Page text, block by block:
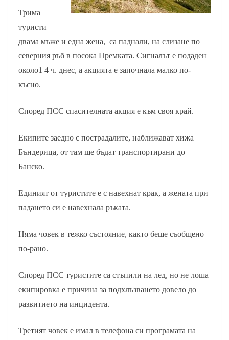
Трима
туристи –
двама мъже и една жена, са паднали, на слизане по
северния ръб в посока Премката. Сигналът е подаден
около1 4 ч. днес, а акцията е започнала малко по-
късно.
Според ПСС спасителната акция е към своя край.
Екипите заедно с пострадалите, наближават хижа
Бъндерица, от там ще бъдат транспортирани до
Банско.
Единият от туристите е с навехнат крак, а жената при
падането си е навехнала ръката.
Няма човек в тежко състояние, както беше съобщено
по-рано.
Според ПСС туристите са стъпили на лед, но не лоша
екипировка е причина за подхлъзването довело до
развитието на инцидента.
Третият човек е имал в телефона си програмата на